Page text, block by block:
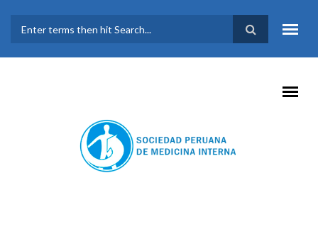
FORMULARIO DE
BÚSQUEDA